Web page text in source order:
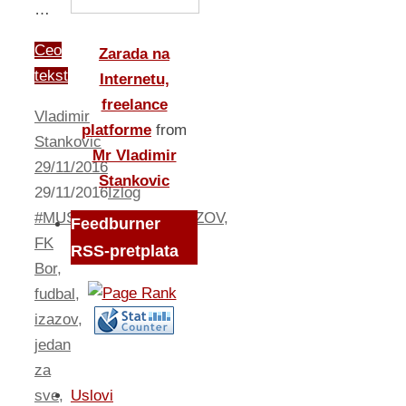
…
Ceo
tekst
Vladimir
Stankovic
29/11/2016
29/11/2016Izlog
#MUSKETARIBLOGIZAZOV,
FK
Bor,
fudbal,
izazov,
jedan
za
sve,
Zarada na
Internetu,
freelance
platforme from
Mr Vladimir
Stankovic
Feedburner
RSS-pretplata
Uslovi